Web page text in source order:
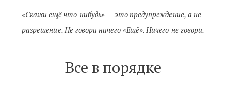
«Скажи ещё что-нибудь» — это предупреждение, а не
разрешение. Не говори ничего «Ещё». Ничего не говори.
Все в порядке